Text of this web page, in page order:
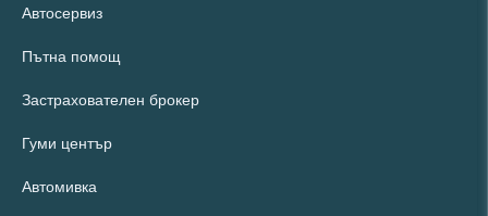
Автосервиз
Пътна помощ
Застрахователен брокер
Гуми център
Автомивка